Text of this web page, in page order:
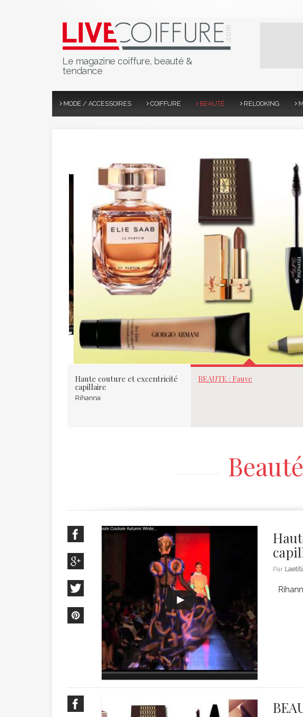
Le magazine coiffure, beauté &
tendance
MODE / ACCESSOIRES COIFFURE BEAUTÉ RELOOKING
BEAUTE : FAUVE
Haute couture et excentricité
capillaire
Rihanna
BEAUTE : Fauve
Beauté
Par